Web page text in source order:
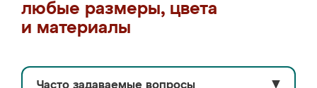
любые размеры, цвета
и материалы